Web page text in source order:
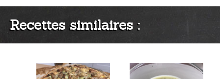
Recettes similaires :